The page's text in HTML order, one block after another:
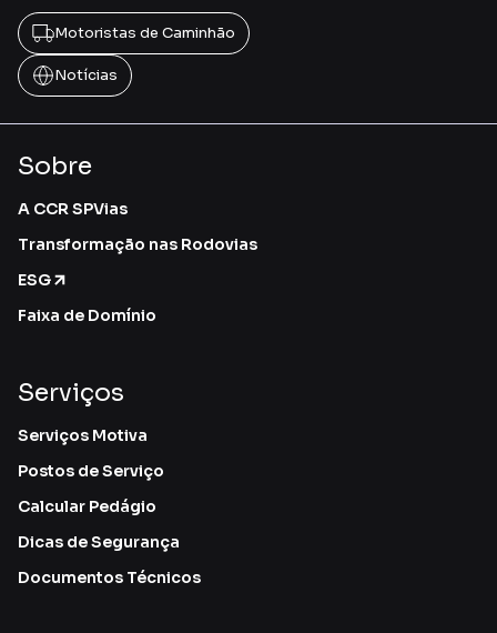
Motoristas de Caminhão
Notícias
Sobre
A CCR SPVias
Transformação nas Rodovias
ESG
Faixa de Domínio
Serviços
Serviços Motiva
Postos de Serviço
Calcular Pedágio
Dicas de Segurança
Documentos Técnicos